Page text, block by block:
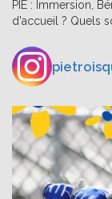
PIE : Immersion,
d'accueil ? Quels